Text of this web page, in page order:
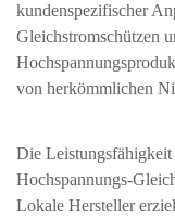
kundenspezifischer
Gleichstromschützen
von herkömmlichen
Die
Hochspannungs-
Lokale Hersteller